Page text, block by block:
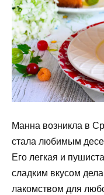
Манна возникла в
стала любимым
Его легкая и
сладким вкусом
лакомством для